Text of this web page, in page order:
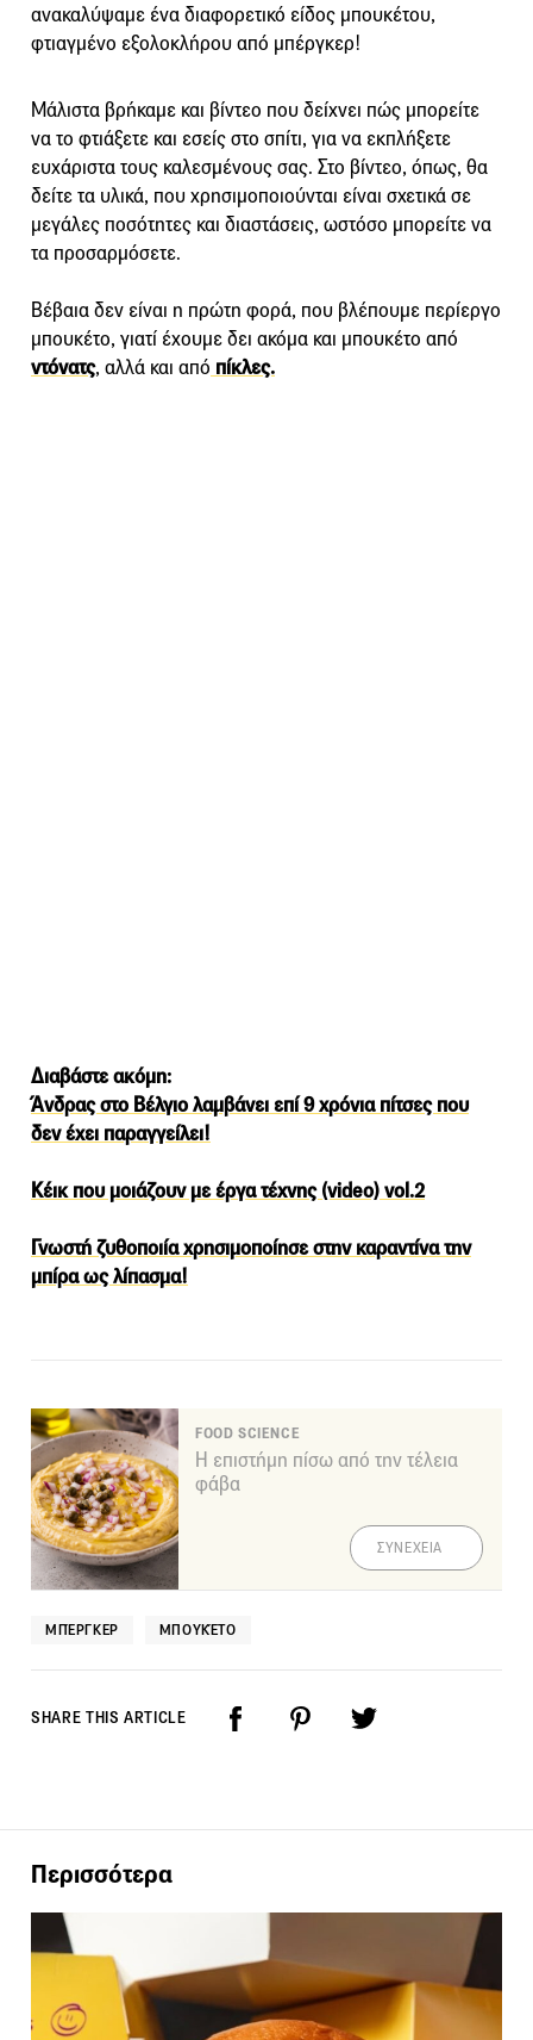
ανακαλύψαμε ένα διαφορετικό είδος μπουκέτου,
φτιαγμένο εξολοκλήρου από μπέργκερ!
Μάλιστα βρήκαμε και βίντεο που δείχνει πώς μπορείτε
να το φτιάξετε και εσείς στο σπίτι, για να εκπλήξετε
ευχάριστα τους καλεσμένους σας. Στο βίντεο, όπως, θα
δείτε τα υλικά, που χρησιμοποιούνται είναι σχετικά σε
μεγάλες ποσότητες και διαστάσεις, ωστόσο μπορείτε να
τα προσαρμόσετε.
Βέβαια δεν είναι η πρώτη φορά, που βλέπουμε περίεργο
μπουκέτο, γιατί έχουμε δει ακόμα και μπουκέτο από
ντόνατς, αλλά και από πίκλες.
Διαβάστε ακόμη:
Άνδρας στο Βέλγιο λαμβάνει επί 9 χρόνια πίτσες που
δεν έχει παραγγείλει!
Κέικ που μοιάζουν με έργα τέχνης (video) vol.2
Γνωστή ζυθοποιία χρησιμοποίησε στην καραντίνα την
μπίρα ως λίπασμα!
FOOD SCIENCE
Η επιστήμη πίσω από την τέλεια
φάβα
ΣΥΝΕΧΕΙΑ
ΜΠΈΡΓΚΕΡ ΜΠΟΥΚΈΤΟ
SHARE THIS ARTICLE
Περισσότερα